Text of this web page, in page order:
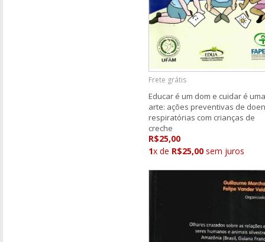
Frete grátis
Educar é um dom e cuidar é uma
arte: ações preventivas de
respiratórias com crianças de
creche
R$25,00
1x de R$25,00 sem juros